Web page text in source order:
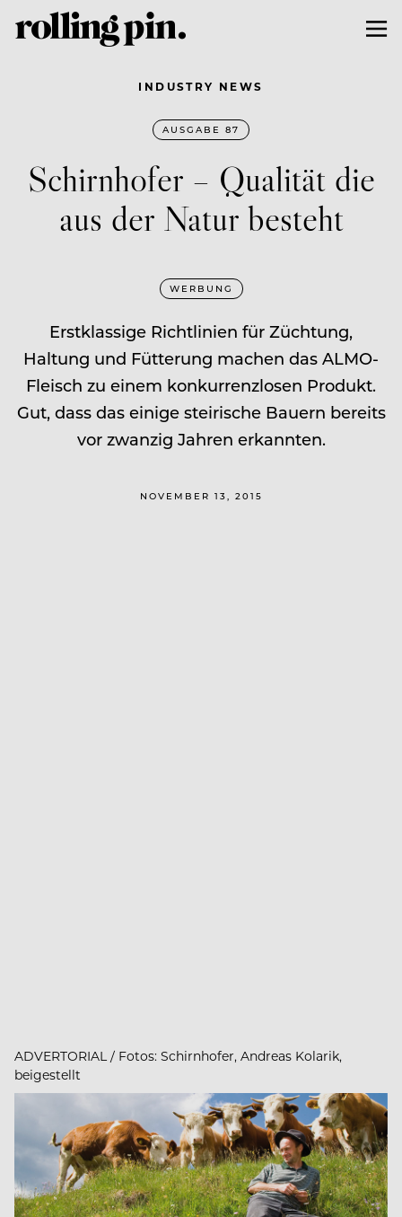
INDUSTRY NEWS
AUSGABE 87
Schirnhofer – Qualität die
aus der Natur besteht
WERBUNG
Erstklassige Richtlinien für Züchtung,
Haltung und Fütterung machen das ALMO-
Fleisch zu einem konkurrenzlosen Produkt.
Gut, dass das einige steirische Bauern bereits
vor zwanzig Jahren erkannten.
NOVEMBER 13, 2015
ADVERTORIAL / Fotos: Schirnhofer, Andreas Kolarik,
beigestellt